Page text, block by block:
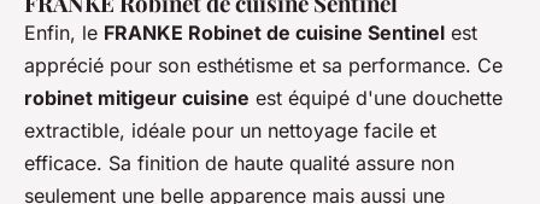
Enfin, le FRANKE Robinet de cuisine Sentinel est
apprécié pour son esthétisme et sa performance. Ce
robinet mitigeur cuisine est équipé d'une douchette
extractible, idéale pour un nettoyage facile et
efficace. Sa finition de haute qualité assure non
seulement une belle apparence mais aussi une